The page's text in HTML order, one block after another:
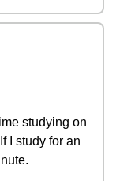
studying on
I study for an